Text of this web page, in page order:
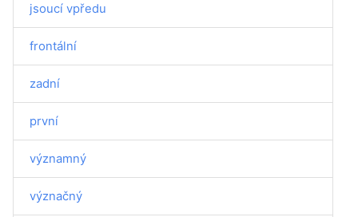
jsoucí vpředu
frontální
zadní
první
významný
význačný